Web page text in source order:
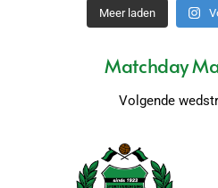
Meer laden
Matchday
Volgende